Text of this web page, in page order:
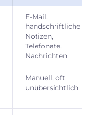
E-Mail,
handschriftliche
Notizen,
Telefonate,
Nachrichten
Manuell, oft
unübersichtlich